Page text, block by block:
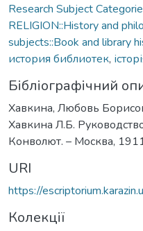
Research Subject
RELIGION::History and
subjects::Book and library
история библиотек,
Бібліографічний
Хавкина, Любовь
Хавкина Л.Б.
Конволют. – Москва,
URI
https://
Колекції